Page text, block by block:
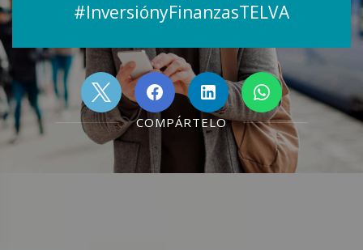
#InversiónyFinanzasTELVA
COMPÁRTELO